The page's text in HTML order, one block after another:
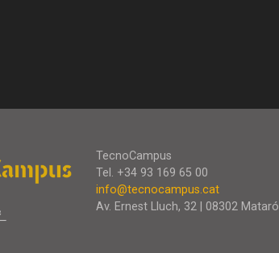
TecnoCampus
Tel. +34 93 169 65 00
info@tecnocampus.cat
Av. Ernest Lluch, 32 | 08302 Mataró